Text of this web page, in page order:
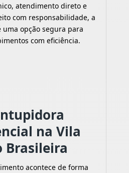
atendimento direto e
com responsabilidade, a
uma opção segura para
com eficiência.
na Vila
Brasileira
acontece de forma